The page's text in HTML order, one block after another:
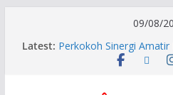
09/08/
Latest: Perkokoh Sinergi
Riau Beserta Jajaran